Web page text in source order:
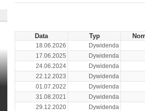
Data Typ
18.06.2026 Dywidenda
17.06.2025
Dywidenda
24.06.2024
Dywidenda
22.12.2023
Dywidenda
01.07.2022
Dywidenda
31.08.2021
Dywidenda
29.12.2020
Dywidenda